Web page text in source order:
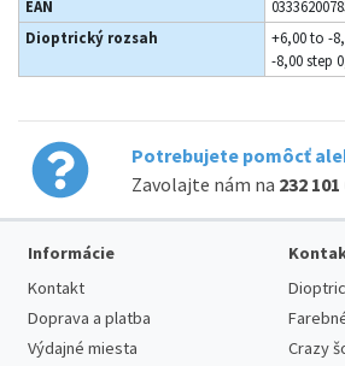
EAN
Dioptrický rozsah
+6,00 to -
-8,00 step
Potrebujete pomôcť
Zavolajte nám na 232 101
Informácie
Kontakt
Doprava a platba
Výdajné miesta
Crazy